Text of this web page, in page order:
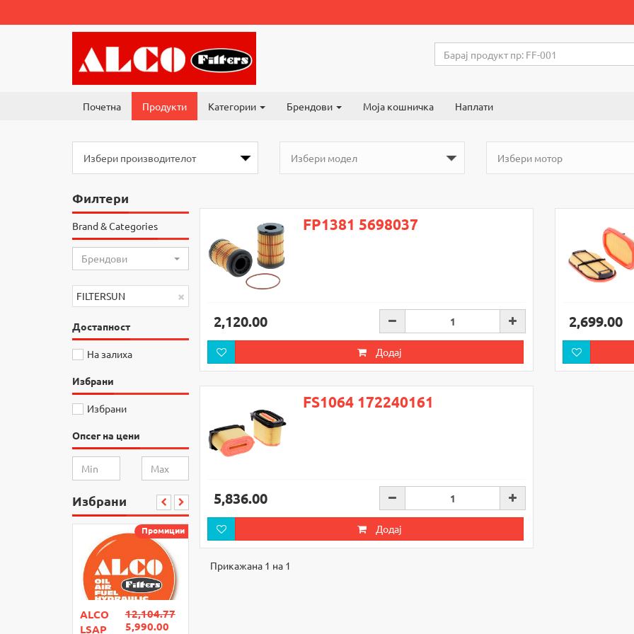
Почетна Продукти Категории Брендови Моја кошничка Наплати
Филтери
Brand & Categories
Брендови
×
FILTERSUN
Достапност
На залиха
Избрани
Избрани
Опсег на цени
Избрани
Промиции
12,104.77
5,990.00
ALCO
LSAP
FP1381 5698037
2,120.00
Додај
2,699.00
FS1064 172240161
5,836.00
Додај
Прикажана 1 на 1